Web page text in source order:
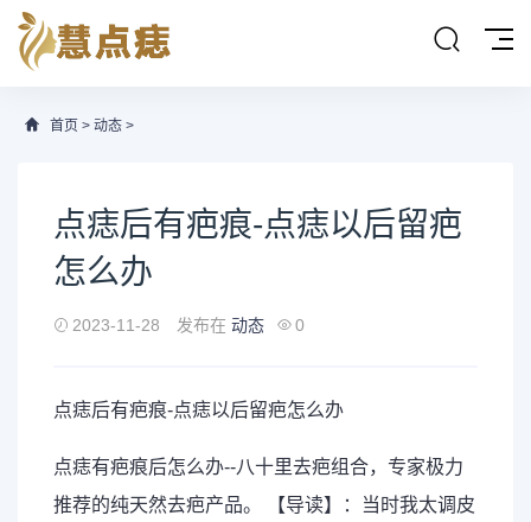
首页 > 动态 >
点痣后有疤痕-点痣以后留疤
怎么办
2023-11-28 发布在 动态 0
点痣后有疤痕-点痣以后留疤怎么办
点痣有疤痕后怎么办--八十里去疤组合，专家极力
推荐的纯天然去疤产品。 【导读】：当时我太调皮